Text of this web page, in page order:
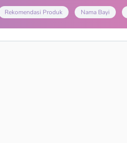
Rekomendasi Produk Nama Bayi